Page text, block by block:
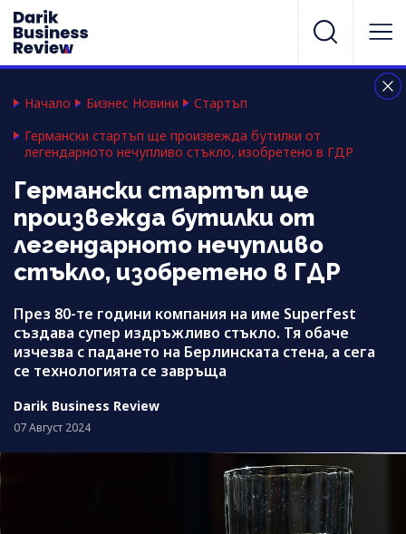
Начало Бизнес Новини
Стартъп
Германски стартъп ще произвежда бутилки от
легендарното нечупливо стъкло, изобретено в ГДР
Германски стартъп ще
произвежда бутилки от
легендарното нечупливо
стъкло, изобретено в ГДР
През 80-те години компания на име Superfest
създава супер издръжливо стъкло. Тя обаче
изчезва с падането на Берлинската стена, а сега
се технологията се завръща
Darik Business Review
07 Август 2024